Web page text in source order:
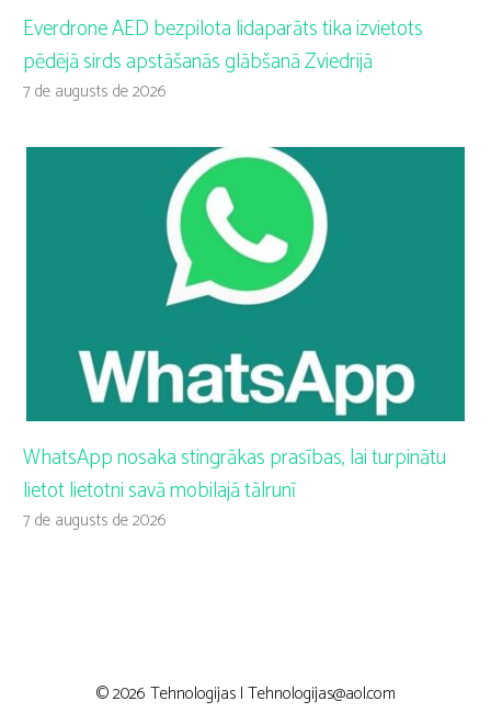
Everdrone AED bezpilota lidaparāts tika izvietots
pēdējā sirds apstāšanās glābšanā Zviedrijā
7 de augusts de 2026
WhatsApp nosaka stingrākas prasības, lai turpinātu
lietot lietotni savā mobilajā tālrunī
7 de augusts de 2026
© 2026 Tehnologijas | Tehnologijas@aol.com